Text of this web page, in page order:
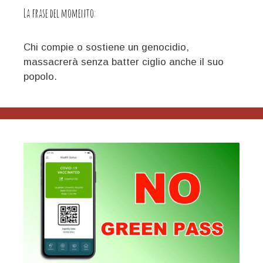
La frase del momento:
Chi compie o sostiene un genocidio,
massacrerà senza batter ciglio anche il suo
popolo.